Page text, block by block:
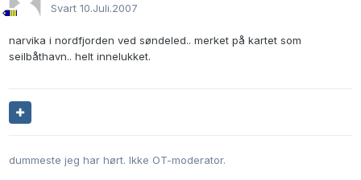
Svart 10.Juli.2007
narvika i nordfjorden ved søndeled.. merket på kartet som
seilbåthavn.. helt innelukket.
dummeste jeg har hørt. Ikke OT-moderator.